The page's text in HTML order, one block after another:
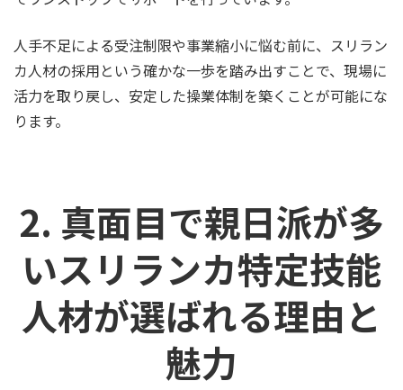
人手不足による受注制限や事業縮小に悩む前に、スリラン
カ人材の採用という確かな一歩を踏み出すことで、現場に
活力を取り戻し、安定した操業体制を築くことが可能にな
ります。
2. 真面目で親日派が多
いスリランカ特定技能
人材が選ばれる理由と
魅力